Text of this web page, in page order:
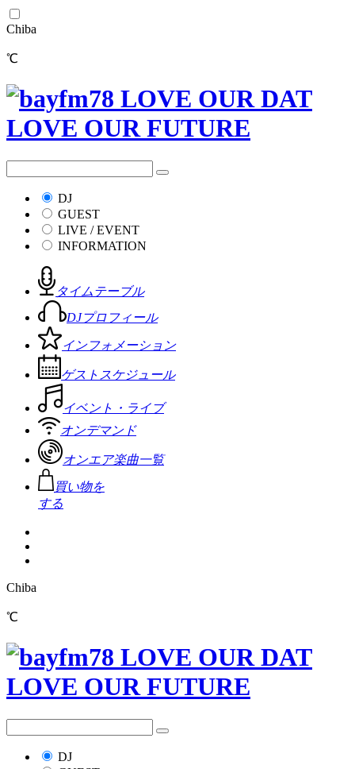
Chiba
℃
DJ
GUEST
LIVE / EVENT
INFORMATION
タイムテーブル
DJプロフィール
インフォメーション
ゲストスケジュール
イベント・ライブ
オンデマンド
オンエア楽曲一覧
買い物を
する
Chiba
℃
DJ